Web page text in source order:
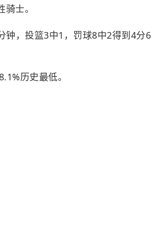
士。
钟，投篮3中1，罚球8中2得到4分6
历史最低。